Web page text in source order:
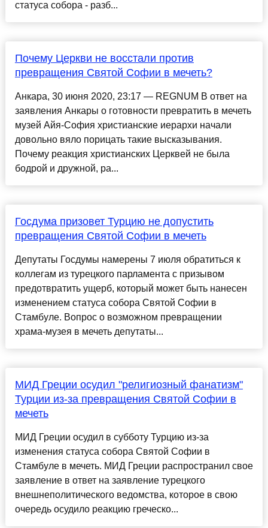
статуса собора - разб...
Почему Церкви не восстали против
превращения Святой Софии в мечеть?
Анкара, 30 июня 2020, 23:17 — REGNUM В ответ на
заявления Анкары о готовности превратить в мечеть
музей Айя-София христианские иерархи начали
довольно вяло порицать такие высказывания.
Почему реакция христианских Церквей не была
бодрой и дружной, ра...
Госдума призовет Турцию не допустить
превращения Святой Софии в мечеть
Депутаты Госдумы намерены 7 июля обратиться к
коллегам из турецкого парламента с призывом
предотвратить ущерб, который может быть нанесен
изменением статуса собора Святой Софии в
Стамбуле. Вопрос о возможном превращении
храма-музея в мечеть депутаты...
МИД Греции осудил "религиозный фанатизм"
Турции из-за превращения Святой Софии в
мечеть
МИД Греции осудил в субботу Турцию из-за
изменения статуса собора Святой Софии в
Стамбуле в мечеть. МИД Греции распространил свое
заявление в ответ на заявление турецкого
внешнеполитического ведомства, которое в свою
очередь осудило реакцию греческо...